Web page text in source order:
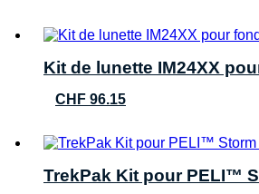
Kit de lunette IM24XX
CHF 96.15
TrekPak Kit pour PELI™